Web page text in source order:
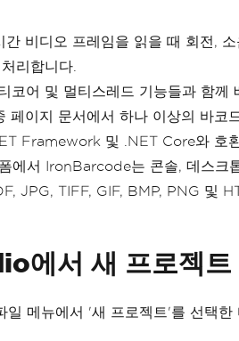
간 비디오 프레임을 읽을 때 회전,
리합니다.
코어 및 멀티스레드 기능들과 함께
페이지 문서에서 하나 이상의 바코
Framework 및 .NET Core와 호
에서 IronBarcode는 콘솔, 데스크
JPG, TIFF, GIF, BMP, PNG 및
에서 새 프로젝트
메뉴에서 '새 프로젝트'를 선택